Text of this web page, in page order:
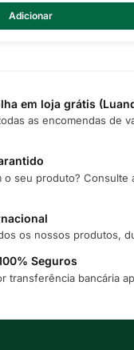
Adicionar
em loja grátis
as encomendas de
o seu produto? Consulte
os nossos produtos,
Seguros
transferência bancária